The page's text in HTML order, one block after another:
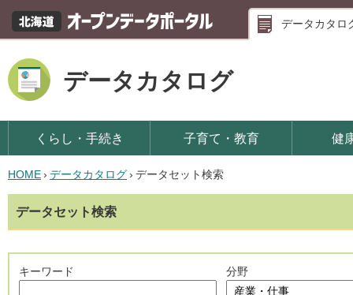
データカタロ
データカタログ
くらし・手続き 子育て・教育 健
HOME› データカタログ› データセット検索
データセット検索
キーワード 分野